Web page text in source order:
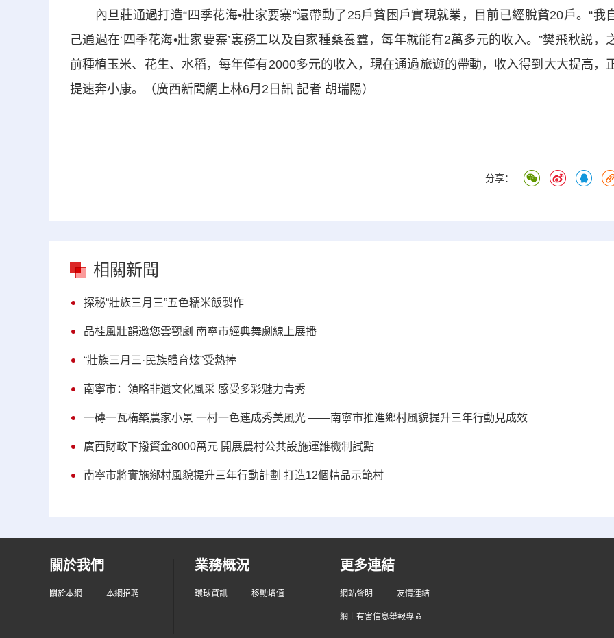
內旦莊通過打造“四季花海•壯家要寨”還帶動了25戶貧困戶實現就業，目前已經脫貧20戶。“我
己通過在‘四季花海•壯家要寨’裏務工以及自家種桑養蠶，每年就能有2萬多元的收入。”樊飛秋説，
前種植玉米、花生、水稻，每年僅有2000多元的收入，現在通過旅遊的帶動，收入得到大大提高，
提速奔小康。（廣西新聞網上林6月2日訊 記者 胡瑞陽）
分享：
相關新聞
探秘“壯族三月三”五色糯米飯製作
品桂風壯韻邀您雲觀劇 南寧市經典舞劇線上展播
“壯族三月三·民族體育炫”受熱捧
南寧市：領略非遺文化風采 感受多彩魅力青秀
一磚一瓦構築農家小景 一村一色連成秀美風光 ——南寧市推進鄉村風貌提升三年行動見成效
廣西財政下撥資金8000萬元 開展農村公共設施運維機制試點
南寧市將實施鄉村風貌提升三年行動計劃 打造12個精品示範村
關於我們
關於本網 本網招聘
業務概況
環球資訊 移動增值
更多連結
網站聲明 友情連結
網上有害信息舉報專區